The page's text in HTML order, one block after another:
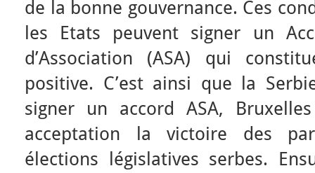
de la bonne gouvernance. Ces
les Etats peuvent signer un
d’Association (ASA) qui
positive. C’est ainsi que la
signer un accord ASA,
acceptation la victoire des
élections législatives serbes.